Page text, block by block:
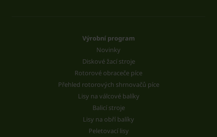
Výrobní program
Novinky
Diskové žací stroje
Rotorové obraceče píce
Přehled rotorových shrnovačů píce
Lisy na válcové balíky
Balicí stroje
Lisy na obří balíky
Peletovací lisy